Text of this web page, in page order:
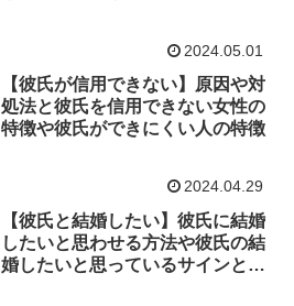
2024.05.01
【彼氏が信用できない】原因や対
処法と彼氏を信用できない女性の
特徴や彼氏ができにくい人の特徴
2024.04.29
【彼氏と結婚したい】彼氏に結婚
したいと思わせる方法や彼氏の結
婚したいと思っているサインと男